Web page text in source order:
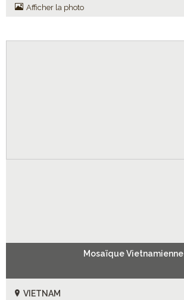
Afficher la photo
Mosaïque Vietnamienne
VIETNAM